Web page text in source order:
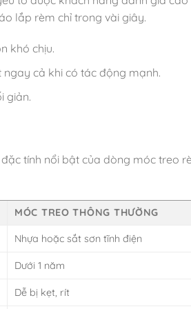
lắp rèm chỉ trong vài giây.
khó chịu.
cả khi có tác động mạnh.
giản.
tính nổi bật của dòng móc treo
MÓC TREO THÔNG THƯỜNG
Nhựa hoặc sắt sơn tĩnh điện
Dưới 1 năm
Dễ bị kẹt, rít